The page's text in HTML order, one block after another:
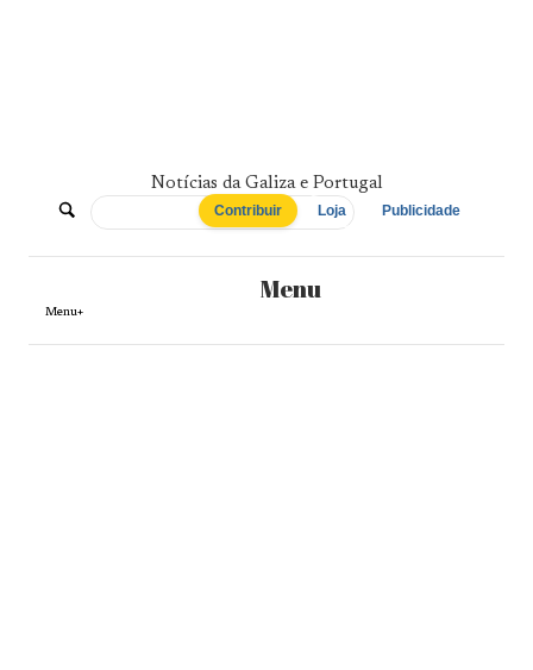
De
Norte
a
Notícias da Galiza e Portugal
Contribuir Loja Publicidade
Menu
Menu+